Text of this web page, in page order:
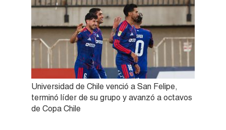
Universidad de Chile venció a San Felipe,
terminó líder de su grupo y avanzó a octavos
de Copa Chile